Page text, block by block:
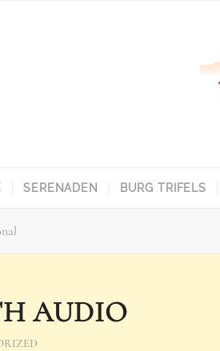
SERENADEN BURG TRIFELS
AUDIO